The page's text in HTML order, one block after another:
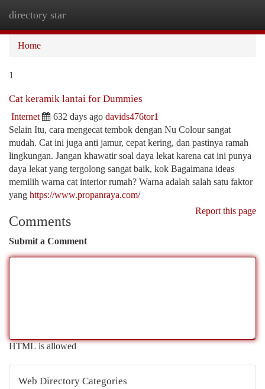
directory star
Home
1
Cat keramik lantai for Dummies
Internet 632 days ago davids476tor1
Selain Itu, cara mengecat tembok dengan Nu Colour sangat
mudah. Cat ini juga anti jamur, cepat kering, dan pastinya ramah
lingkungan. Jangan khawatir soal daya lekat karena cat ini punya
daya lekat yang tergolong sangat baik, kok Bagaimana ideas
memilih warna cat interior rumah? Warna adalah salah satu faktor
yang https://www.propanraya.com/
Report this page
Comments
Submit a Comment
HTML is allowed
Web Directory Categories